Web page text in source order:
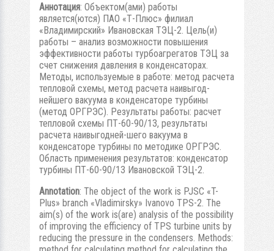
Аннотация: Объектом(ами) работы
является(ются) ПАО «Т-Плюс» филиал
«Владимирский» Ивановская ТЭЦ-2. Цель(и)
работы – анализ возможности повышения
эффективности работы турбоагрегатов ТЭЦ за
счет снижения давления в конденсаторах.
Методы, используемые в работе: метод расчета
тепловой схемы, метод расчета наивыгод-
нейшего вакуума в конденсаторе турбины
(метод ОРГРЭС). Результаты работы: расчет
тепловой схемы ПТ-60-90/13, результаты
расчета наивыгодней-шего вакуума в
конденсаторе турбины по методике ОРГРЭС.
Область применения результатов: конденсатор
турбины ПТ-60-90/13 Ивановской ТЭЦ-2.
Annotation: The object of the work is PJSC «T-
Plus» branch «Vladimirsky» Ivanovo TPS-2. The
aim(s) of the work is(are) analysis of the possibility
of improving the efficiency of TPS turbine units by
reducing the pressure in the condensers. Methods: